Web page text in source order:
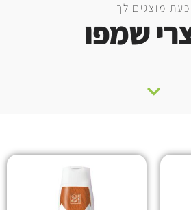
כעת מוצגים לך
שמפו